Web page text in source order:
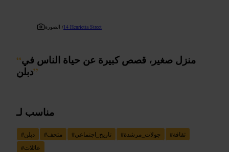
الصورة /14 Henrietta Street
“منزل صغير، قصص كبيرة عن حياة الناس في
دبلن”
مناسب لـ
#دبلن #متحف #تاريخ_اجتماعي #جولات_مرشدة #ثقافة
#عائلات